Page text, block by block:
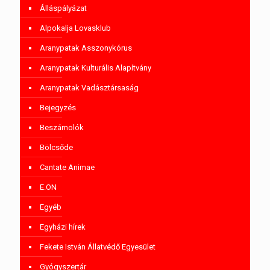
Álláspályázat
Alpokalja Lovasklub
Aranypatak Asszonykórus
Aranypatak Kulturális Alapítvány
Aranypatak Vadásztársaság
Bejegyzés
Beszámolók
Bölcsőde
Cantate Animae
E.ON
Egyéb
Egyházi hírek
Fekete István Állatvédő Egyesület
Gyógyszertár